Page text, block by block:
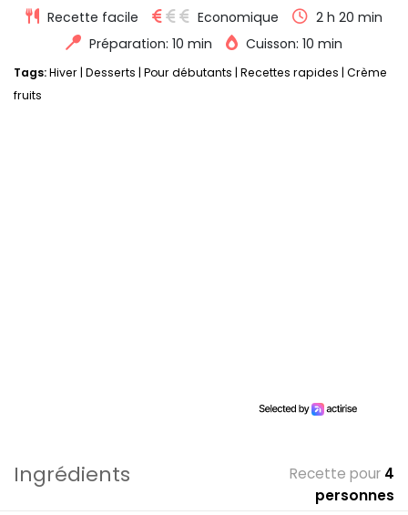
Recette facile Economique
2 h 20 min
Préparation: 10 min
Cuisson: 10 min
Tags:Hiver Desserts Pour débutants Recettes rapides Crème
fruits
Ingrédients Recette pour 4
personnes